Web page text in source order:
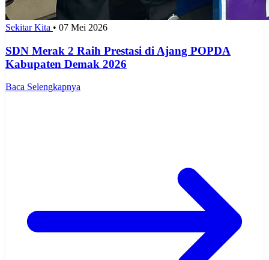
Sekitar Kita • 07 Mei 2026
SDN Merak 2 Raih Prestasi di Ajang POPDA
Kabupaten Demak 2026
Baca Selengkapnya